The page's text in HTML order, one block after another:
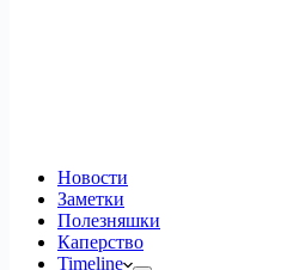
Новости
Заметки
Полезняшки
Каперство
Timeline